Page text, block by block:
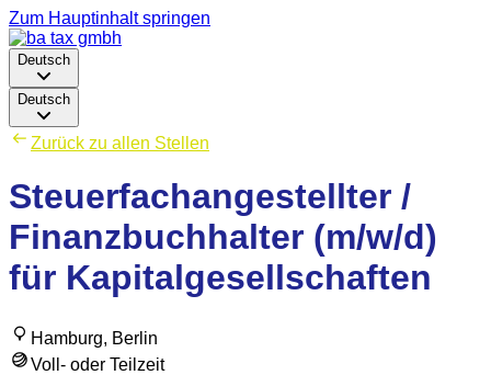
Zum Hauptinhalt springen
Deutsch
Deutsch
Zurück zu allen Stellen
Steuerfachangestellter /
Finanzbuchhalter (m/w/d)
für Kapitalgesellschaften
Hamburg, Berlin
Voll- oder Teilzeit